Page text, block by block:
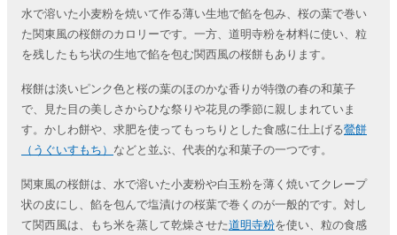
水で溶いた小麦粉を焼いて作る薄い生地で餡を包み、桜の葉で巻い
た関東風の桜餅のカロリーです。一方、道明寺粉を材料に使い、粒
を残したもち状の生地で餡を包む関西風の桜餅もあります。
桜餅は淡いピンク色と桜の葉のほのかな香りが特徴の春の和菓子
で、見た目の美しさからひな祭りや花見の季節に親しまれていま
す。かしわ餅や、求肥を使ってもっちりとした食感に仕上げる鶯餅
（うぐいすもち） などと並ぶ、代表的な和菓子の一つです。
関東風の桜餅は、水で溶いた小麦粉や白玉粉を薄く焼いてクレープ
状の皮にし、餡を包んで塩漬けの桜葉で巻くのが一般的です。対し
て関西風は、もち米を蒸して乾燥させた道明寺粉を使い、粒の食感